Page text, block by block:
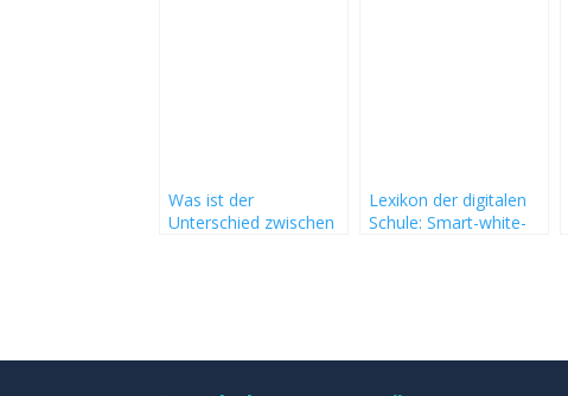
Was ist der
Unterschied zwischen
Lexikon der digitalen
Schule: Smart-white-